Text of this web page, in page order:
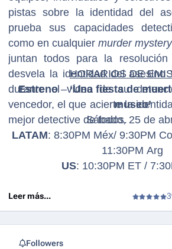
pistas sobre la identidad del
prueba sus capacidades
como en cualquier murder mystery
juntan todos para la
desvela la identidad del asesino
durante el vídeo de su
vencedor, el que acierte la
mejor detective de todos.
HORARIOS DE
Estreno–‘Una fiesta de
museo’
Sábado, 25 de
LATAM: 8:30PM Méx/ 9:30PM
11:30PM Arg
US: 10:30PM ET /
Leer más...
Followers